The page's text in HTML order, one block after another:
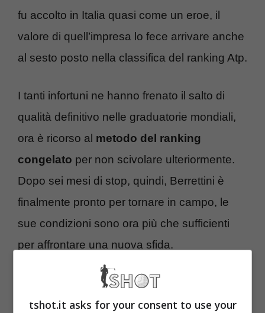
fu accolto in Italia quasi come un eroe, il
valore di quell’impresa lo fece arrivare anche
al sesto posto nella classifica del ranking Atp.
I tanti infortuni ne hanno frenato il salto di
qualità definitivo nelle graduatorie mondiali,
ora è ricorso al metodo del ranking
congelato per non scivolare ulteriormente.
Dopo sei mesi di stop, quindi, Berrettini è
finalmente pronto per tornare in campo, le
sue condizioni sono ora più che sufficienti
per affrontare una nuova sfida.
Berrettini in campo: è
tshot.it asks for your consent to use your